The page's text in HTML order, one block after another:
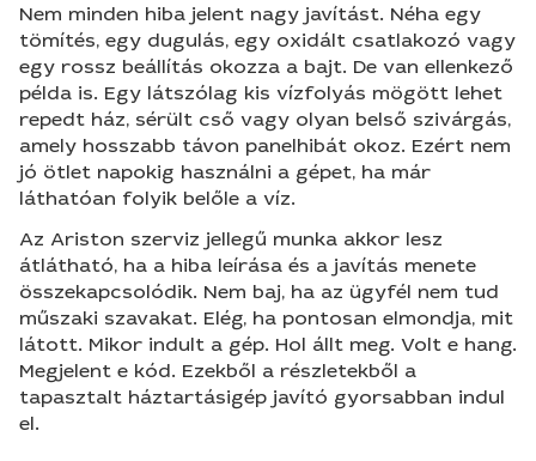
Nem minden hiba jelent nagy javítást. Néha egy
tömítés, egy dugulás, egy oxidált csatlakozó vagy
egy rossz beállítás okozza a bajt. De van ellenkező
példa is. Egy látszólag kis vízfolyás mögött lehet
repedt ház, sérült cső vagy olyan belső szivárgás,
amely hosszabb távon panelhibát okoz. Ezért nem
jó ötlet napokig használni a gépet, ha már
láthatóan folyik belőle a víz.
Az Ariston szerviz jellegű munka akkor lesz
átlátható, ha a hiba leírása és a javítás menete
összekapcsolódik. Nem baj, ha az ügyfél nem tud
műszaki szavakat. Elég, ha pontosan elmondja, mit
látott. Mikor indult a gép. Hol állt meg. Volt e hang.
Megjelent e kód. Ezekből a részletekből a
tapasztalt háztartásigép javító gyorsabban indul
el.